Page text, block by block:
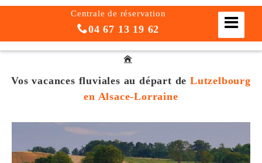
Centrale de réservation
04 67 13 19 62
Vos vacances fluviales au départ de Lutzelbourg
en Alsace-Lorraine